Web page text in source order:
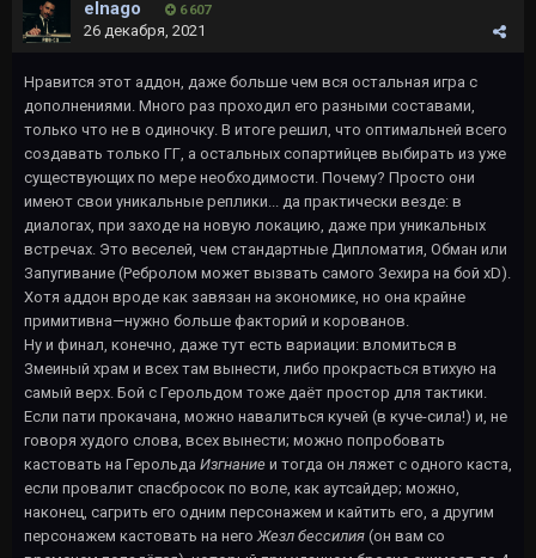
elnago 6 607
26 декабря, 2021
Нравится этот аддон, даже больше чем вся остальная игра с
дополнениями. Много раз проходил его разными составами,
только что не в одиночку. В итоге решил, что оптимальней всего
создавать только ГГ, а остальных сопартийцев выбирать из уже
существующих по мере необходимости. Почему? Просто они
имеют свои уникальные реплики... да практически везде: в
диалогах, при заходе на новую локацию, даже при уникальных
встречах. Это веселей, чем стандартные Дипломатия, Обман или
Запугивание (Ребролом может вызвать самого Зехира на бой xD).
Хотя аддон вроде как завязан на экономике, но она крайне
примитивна—нужно больше факторий и корованов.
Ну и финал, конечно, даже тут есть вариации: вломиться в
Змеиный храм и всех там вынести, либо прокрасться втихую на
самый верх. Бой с Герольдом тоже даёт простор для тактики.
Если пати прокачана, можно навалиться кучей (в куче-сила!) и, не
говоря худого слова, всех вынести; можно попробовать
кастовать на Герольда Изгнание и тогда он ляжет с одного каста,
если провалит спасбросок по воле, как аутсайдер; можно,
наконец, сагрить его одним персонажем и кайтить его, а другим
персонажем кастовать на негоЖезл бессилия (он вам со